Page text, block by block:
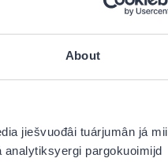
About
jiešvuođâi tuárjumân já mii
pargokuoimijd